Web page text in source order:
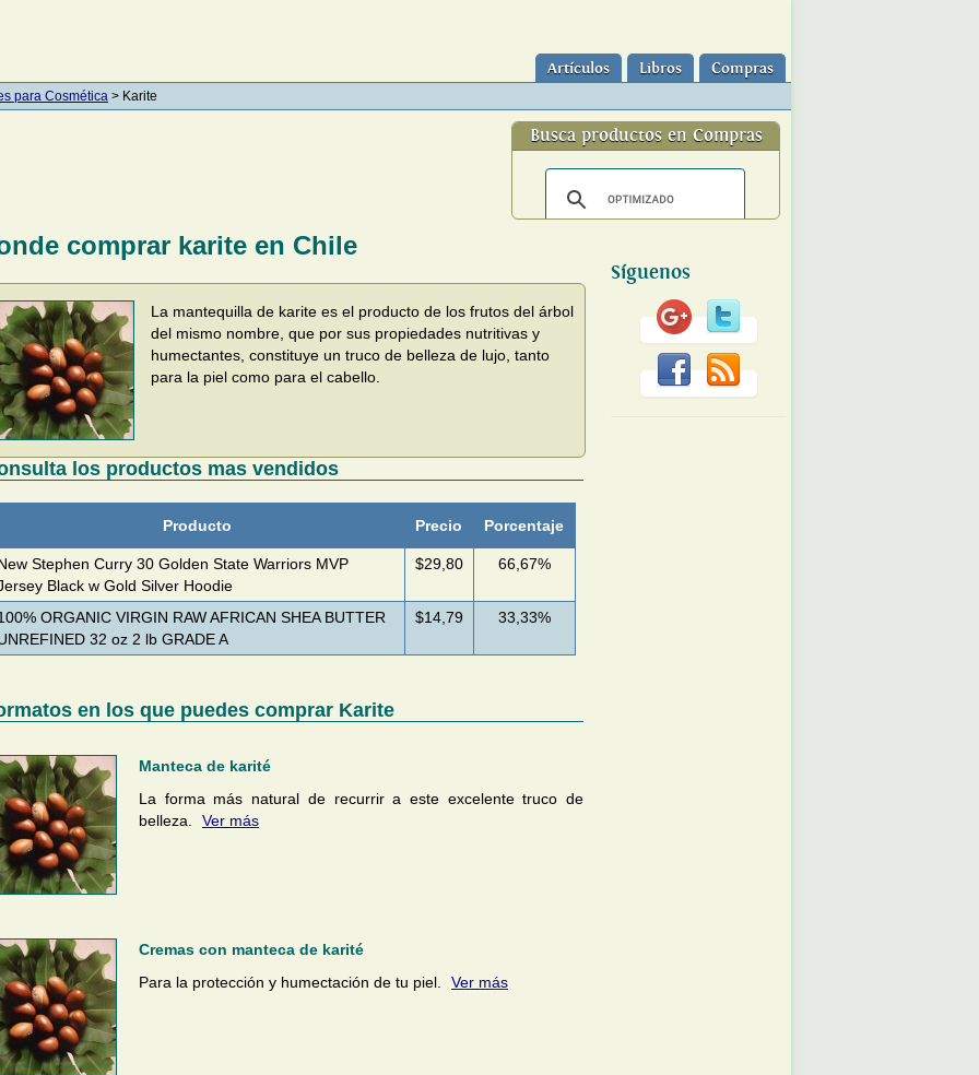
Artículos Libros Compras
para Cosmética > Karite
Busca productos en Compras
comprar karite en Chile
La mantequilla de karite es el producto de los frutos del árbol
del mismo nombre, que por sus propiedades nutritivas y
humectantes, constituye un truco de belleza de lujo, tanto
para la piel como para el cabello.
los productos mas vendidos
Producto Precio Porcentaje
Stephen Curry 30 Golden State Warriors MVP
Black w Gold Silver Hoodie
$29,80 66,67%
ORGANIC VIRGIN RAW AFRICAN SHEA BUTTER
32 oz 2 lb GRADE A
$14,79 33,33%
en los que puedes comprar Karite
Manteca de karité
La forma más natural de recurrir a este excelente truco de
belleza.
Ver más
Cremas con manteca de karité
Para la protección y humectación de tu piel.
Ver más
Síguenos